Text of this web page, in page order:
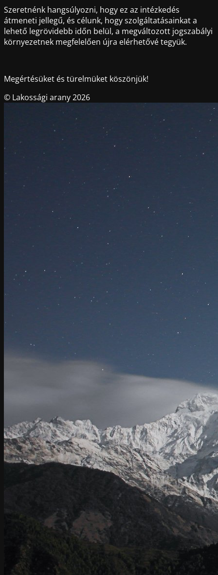
Szeretnénk hangsúlyozni, hogy ez az intézkedés
átmeneti jellegű, és célunk, hogy szolgáltatásainkat a
lehető legrövidebb időn belül, a megváltozott jogszabályi
környezetnek megfelelően újra elérhetővé tegyük.
Megértésüket és türelmüket köszönjük!
© Lakossági arany 2026